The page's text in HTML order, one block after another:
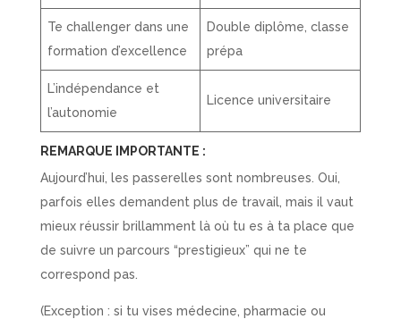
Te challenger dans une
formation d’excellence
Double diplôme, classe
prépa
L’indépendance et
l’autonomie
Licence universitaire
REMARQUE IMPORTANTE :
Aujourd’hui, les passerelles sont nombreuses. Oui,
parfois elles demandent plus de travail, mais il vaut
mieux réussir brillamment là où tu es à ta place que
de suivre un parcours “prestigieux” qui ne te
correspond pas.
(Exception : si tu vises médecine, pharmacie ou